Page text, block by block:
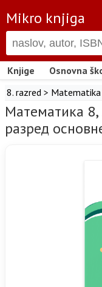
Mikro knjiga
Knjige Osnovna
8. razred > Matematika
Математика 8,
разред